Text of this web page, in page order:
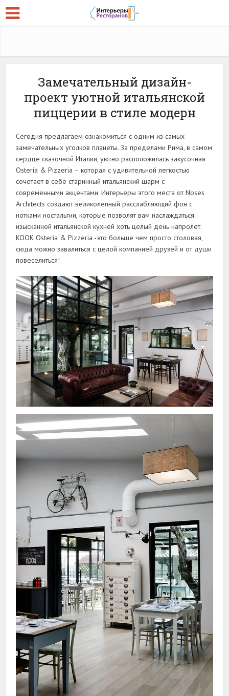
Замечательный дизайн-
проект уютной итальянской
пиццерии в стиле модерн
Сегодня предлагаем ознакомиться с одним из самых
замечательных уголков планеты. За пределами Рима, в самом
сердце сказочной Италии, уютно расположилась закусочная
Osteria & Pizzeria – которая с удивительной легкостью
сочетает в себе старинный итальянский шарм с
современными акцентами. Интерьеры этого места от Noses
Architects создают великолепный расслабляющий фон с
нотками ностальгии, которые позволят вам наслаждаться
изысканной итальянской кухней хоть целый день напролет.
KOOK Osteria & Pizzeria -это больше чем просто столовая,
сюда можно завалиться с целой компанией друзей и от души
повеселиться!